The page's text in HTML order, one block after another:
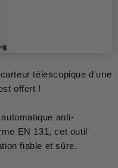
télescopique d'une
offert !
anti-
EN 131, cet outil
fiable et sûre.